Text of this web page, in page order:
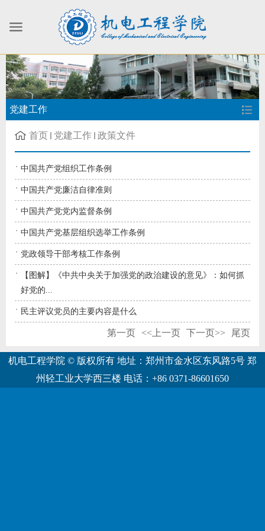
党建工作
首页 党建工作 政策文件
中国共产党组织工作条例
中国共产党廉洁自律准则
中国共产党党内监督条例
中国共产党基层组织选举工作条例
党政领导干部考核工作条例
【图解】《中共中央关于加强党的政治建设的意见》：如何抓
好党的...
民主评议党员的主要内容是什么
第一页 <<上一页 下一页>> 尾页
机电工程学院 © 版权所有 地址：郑州市金水区东风路5号 郑
州轻工业大学西三楼 电话：+86 0371-86601650